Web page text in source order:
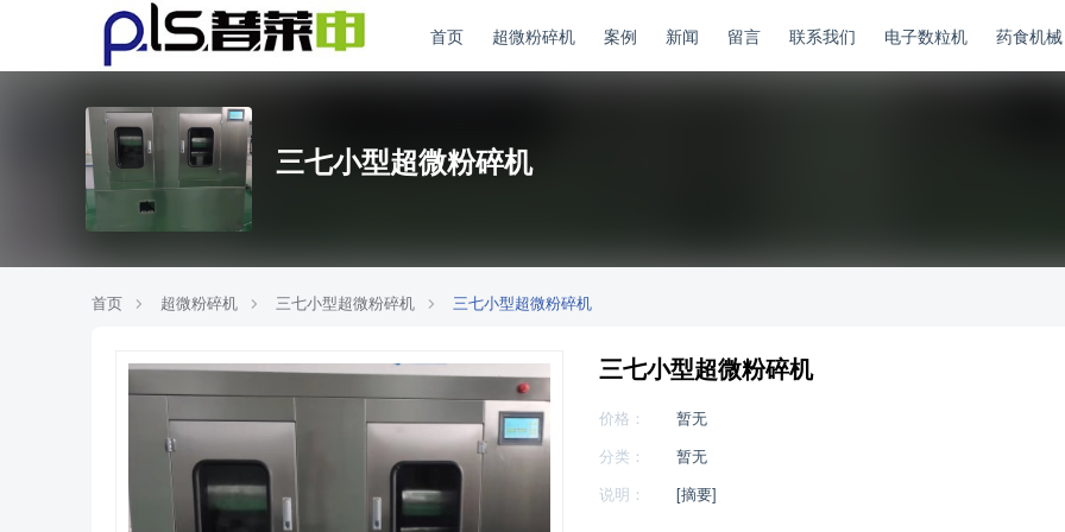
首页 超微粉碎机 案例 新闻 留言 联系我们 电子数粒机 药食机械
三七小型超微粉碎机
首页 超微粉碎机 三七小型超微粉碎机 三七小型超微粉碎机
三七小型超微粉碎机
价格：
暂无
分类：
暂无
说明：
[摘要]